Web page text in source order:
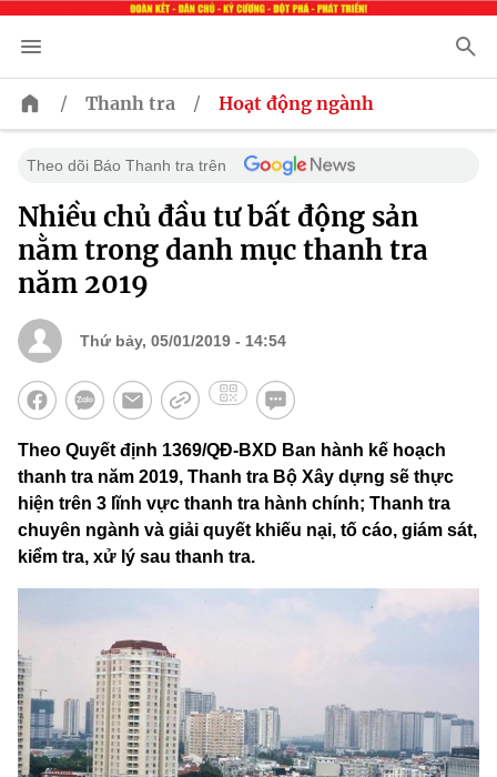
/ Thanh tra / Hoạt động ngành
Theo dõi Báo Thanh tra trên
Nhiều chủ đầu tư bất động sản
nằm trong danh mục thanh tra
năm 2019
Thứ bảy, 05/01/2019 - 14:54
Theo Quyết định 1369/QĐ-BXD Ban hành kế hoạch
thanh tra năm 2019, Thanh tra Bộ Xây dựng sẽ thực
hiện trên 3 lĩnh vực thanh tra hành chính; Thanh tra
chuyên ngành và giải quyết khiếu nại, tố cáo, giám sát,
kiểm tra, xử lý sau thanh tra.